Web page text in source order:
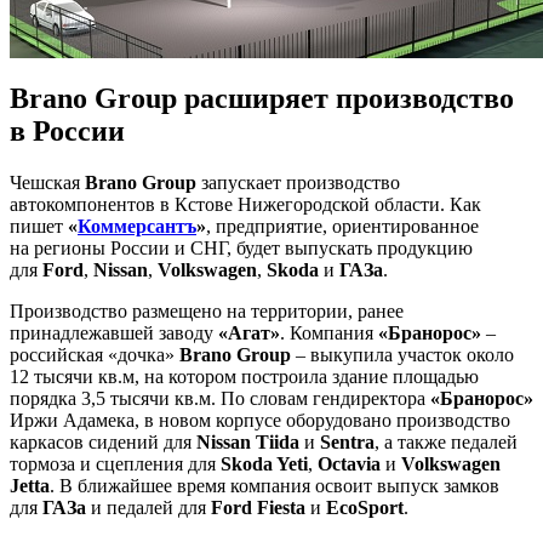
Brano Group расширяет производство
в России
Чешская Brano Group запускает производство
автокомпонентов в Кстове Нижегородской области. Как
пишет «Коммерсантъ», предприятие, ориентированное
на регионы России и СНГ, будет выпускать продукцию
для Ford, Nissan, Volkswagen, Skoda и ГАЗа.
Производство размещено на территории, ранее
принадлежавшей заводу «Агат». Компания «Бранорос» –
российская «дочка» Brano Group – выкупила участок около
12 тысячи кв.м, на котором построила здание площадью
порядка 3,5 тысячи кв.м. По словам гендиректора «Бранорос»
Иржи Адамека, в новом корпусе оборудовано производство
каркасов сидений для Nissan Tiida и Sentra, а также педалей
тормоза и сцепления для Skoda Yeti, Octavia и Volkswagen
Jetta. В ближайшее время компания освоит выпуск замков
для ГАЗа и педалей для Ford Fiesta и EcoSport.